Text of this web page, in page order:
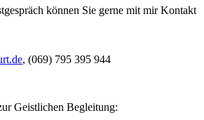
können Sie gerne mit mir Kontakt
, (069) 795 395 944
Geistlichen Begleitung: